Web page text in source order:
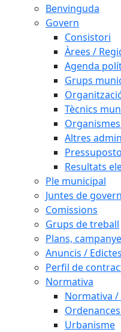
Benvinguda
Govern
Consistori
Àrees /
Agenda
Grups
Tècnics
Altres
Resultats
Ple municipal
Juntes de govern
Comissions
Grups de treball
Plans,
Anuncis / Edictes
Perfil de
Normativa
Normativa /
Urbanisme